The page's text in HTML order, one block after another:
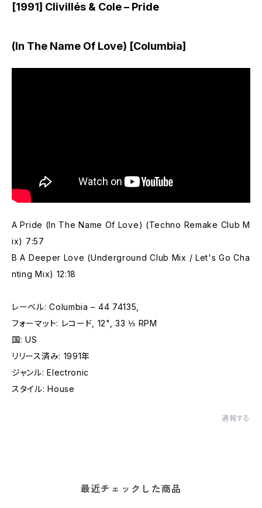
[1991] Clivillés & Cole – Pride
(In The Name Of Love) [Columbia]
A Pride (In The Name Of Love) (Techno Remake Club M
ix) 7:57
B A Deeper Love (Underground Club Mix / Let's Go Cha
nting Mix) 12:18
レーベル: Columbia – 44 74135,
フォーマット: レコード, 12", 33 ⅓ RPM
国: US
リリース済み: 1991年
ジャンル: Electronic
スタイル: House
通報する
最近チェックした商品